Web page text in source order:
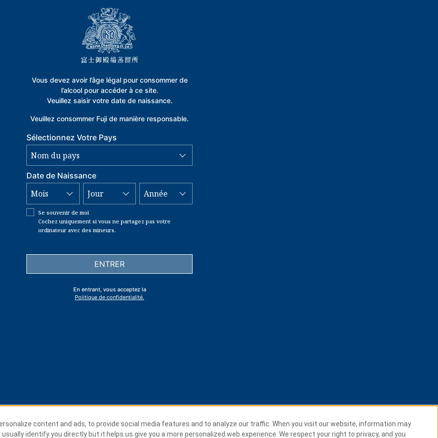
Vous devez avoir l’âge légal pour consommer de
l’alcool pour accéder à ce site.
Veuillez saisir votre date de naissance.
Veuillez consommer Fuji de manière responsable.
Sélectionnez Votre Pays
Date de Naissance
Se souvenir de moi
Cochez uniquement si vous ne partagez pas votre
ordinateur avec des mineurs.
ENTRER
En entrant, vous acceptez la
Politique de confidentialité.
content and ads, to provide social media features and to analyze our traffic. When you visit our website, information may
identify you directly but it helps us give you a more personalized web experience. We respect your right to privacy, and you